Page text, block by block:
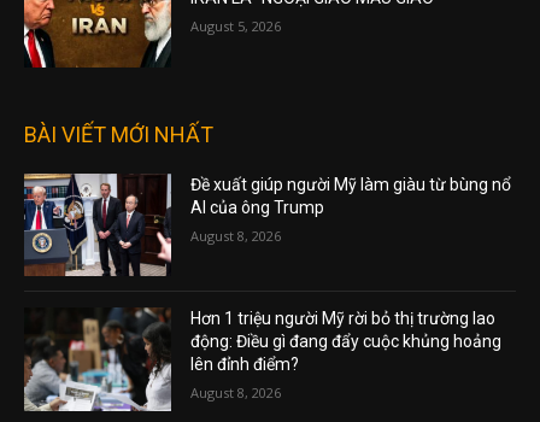
August 5, 2026
BÀI VIẾT MỚI NHẤT
Đề xuất giúp người Mỹ làm giàu từ bùng nổ
AI của ông Trump
August 8, 2026
Hơn 1 triệu người Mỹ rời bỏ thị trường lao
động: Điều gì đang đẩy cuộc khủng hoảng
lên đỉnh điểm?
August 8, 2026